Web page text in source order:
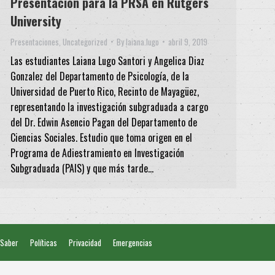
University
Presentaciones Uncategorized By laiana.lugo abril 9, 2019
Las estudiantes Laiana Lugo Santori y Angelica Diaz
Gonzalez del Departamento de Psicología, de la
Universidad de Puerto Rico, Recinto de Mayagüez,
representando la investigación subgraduada a cargo
del Dr. Edwin Asencio Pagan del Departamento de
Ciencias Sociales. Estudio que toma origen en el
Programa de Adiestramiento en Investigación
Subgraduada (PAIS) y que más tarde…
Políticas Privacidad Emergencias